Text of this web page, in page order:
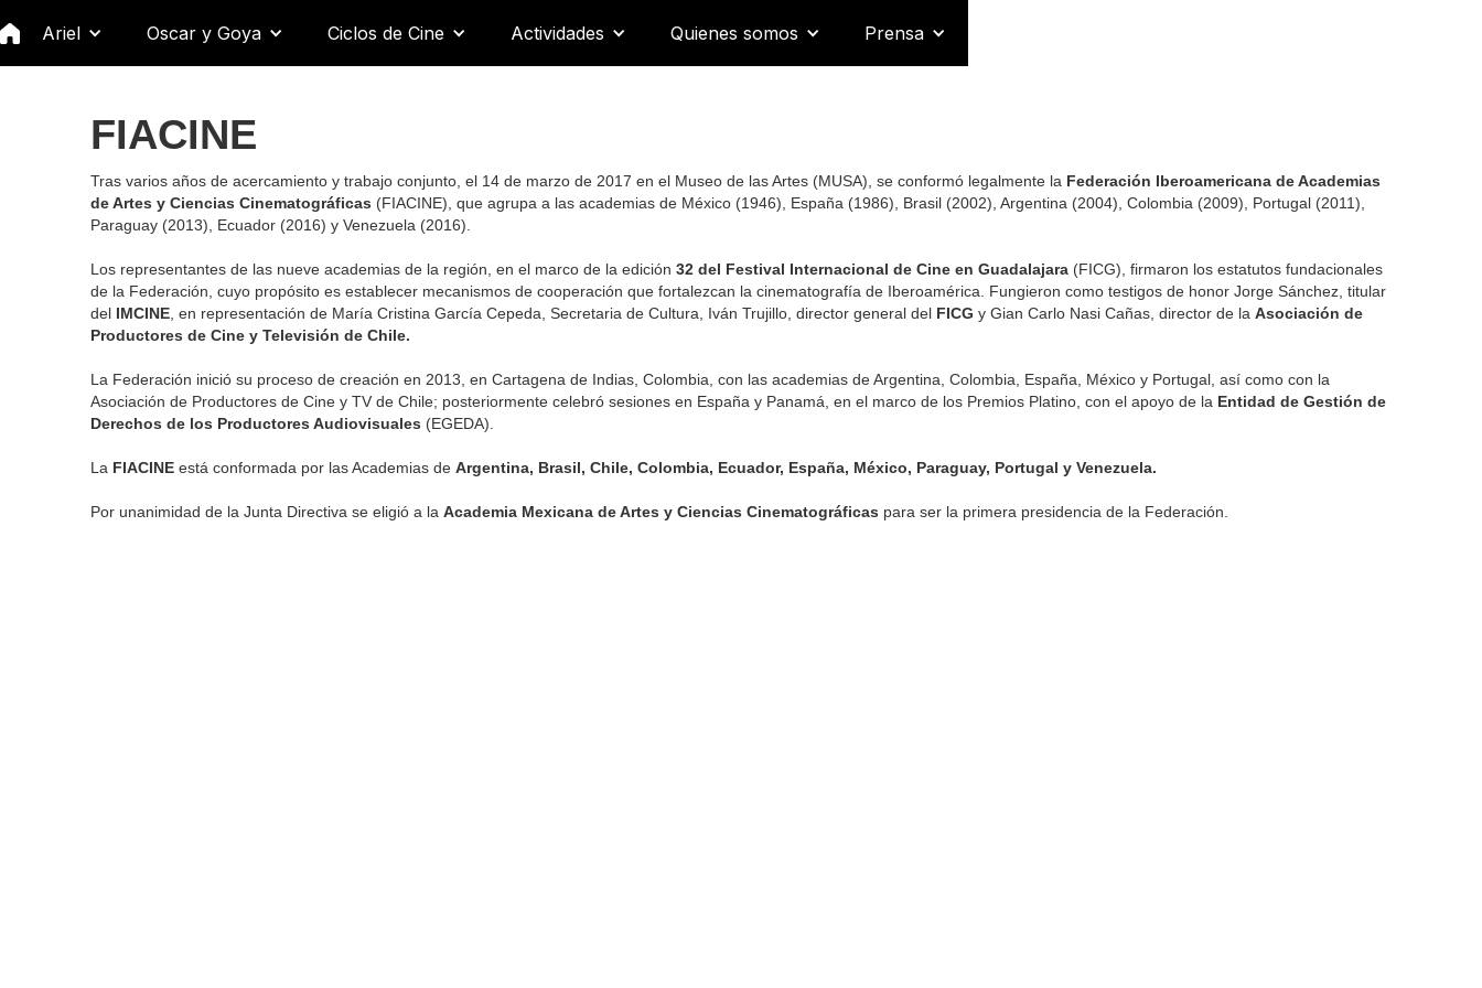
Ariel Oscar y Goya Ciclos de Cine Actividades Quienes somos Prensa
FIACINE
Tras varios años de acercamiento y trabajo conjunto, el 14 de marzo de 2017 en el Museo de las Artes (MUSA), se conformó legalmente la Federación Iberoamericana de Academias
de Artes y Ciencias Cinematográficas (FIACINE), que agrupa a las academias de México (1946), España (1986), Brasil (2002), Argentina (2004), Colombia (2009), Portugal (2011),
Paraguay (2013), Ecuador (2016) y Venezuela (2016).
Los representantes de las nueve academias de la región, en el marco de la edición 32 del Festival Internacional de Cine en Guadalajara (FICG), firmaron los estatutos fundacionales
de la Federación, cuyo propósito es establecer mecanismos de cooperación que fortalezcan la cinematografía de Iberoamérica. Fungieron como testigos de honor Jorge Sánchez, titular
del IMCINE , en representación de María Cristina García Cepeda, Secretaria de Cultura, Iván Trujillo, director general del FICG y Gian Carlo Nasi Cañas, director de la Asociación de
Productores de Cine y Televisión de Chile.
La Federación inició su proceso de creación en 2013, en Cartagena de Indias, Colombia, con las academias de Argentina, Colombia, España, México y Portugal, así como con la
Asociación de Productores de Cine y TV de Chile; posteriormente celebró sesiones en España y Panamá, en el marco de los Premios Platino, con el apoyo de la Entidad de Gestión de
Derechos de los Productores Audiovisuales (EGEDA).
La FIACINE está conformada por las Academias de Argentina, Brasil, Chile, Colombia, Ecuador, España, México, Paraguay, Portugal y Venezuela.
Por unanimidad de la Junta Directiva se eligió a la Academia Mexicana de Artes y Ciencias Cinematográficas para ser la primera presidencia de la Federación.